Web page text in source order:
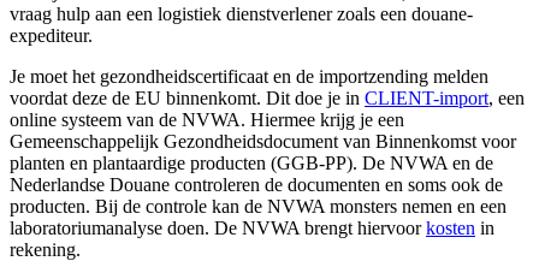
vraag hulp aan een logistiek dienstverlener zoals een douane-
expediteur.
Je moet het gezondheidscertificaat en de importzending melden
voordat deze de EU binnenkomt. Dit doe je in CLIENT-import, een
online systeem van de NVWA. Hiermee krijg je een
Gemeenschappelijk Gezondheidsdocument van Binnenkomst voor
planten en plantaardige producten (GGB-PP). De NVWA en de
Nederlandse Douane controleren de documenten en soms ook de
producten. Bij de controle kan de NVWA monsters nemen en een
laboratoriumanalyse doen. De NVWA brengt hiervoorkosten in
rekening.